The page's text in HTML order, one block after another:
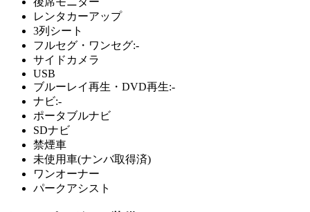
レンタカーアップ
3列シート
フルセグ・ワンセグ:-
サイドカメラ
USB
ブルーレイ再生・DVD再生:-
ナビ:-
ポータブルナビ
SDナビ
禁煙車
未使用車(ナンバ取得済)
ワンオーナー
パークアシスト